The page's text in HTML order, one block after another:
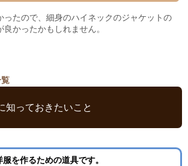
ったので、細身のハイネックのジャケットの
かったかもしれません。
知っておきたいこと
を作るための道具です。